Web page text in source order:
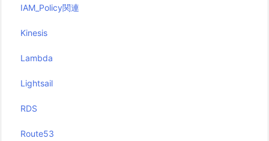
IAM_Policy関連
Kinesis
Lambda
Lightsail
RDS
Route53